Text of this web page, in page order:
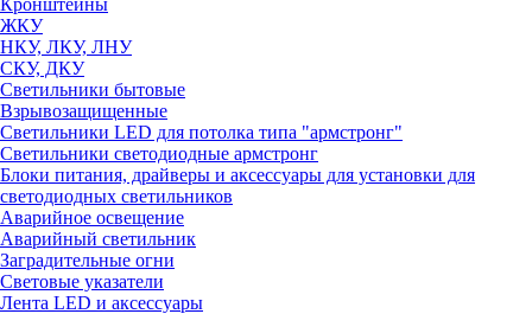
Кронштейны
ЖКУ
НКУ, ЛКУ, ЛНУ
СКУ, ДКУ
Светильники бытовые
Взрывозащищенные
Светильники LED для потолка типа "армстронг"
Светильники светодиодные армстронг
Блоки питания, драйверы и аксессуары для установки для
светодиодных светильников
Аварийное освещение
Аварийный светильник
Заградительные огни
Световые указатели
Лента LED и аксессуары